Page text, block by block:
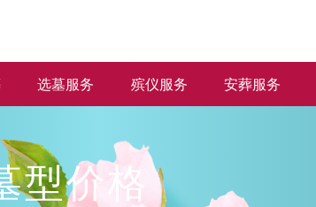
选墓服务 殡仪服务 安葬服务
型价格